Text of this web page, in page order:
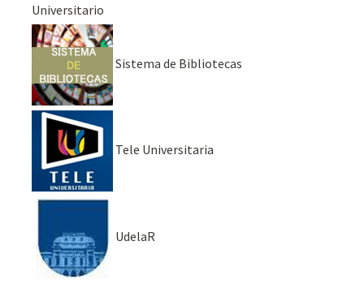
Universitario
Sistema de Bibliotecas
Tele Universitaria
UdelaR